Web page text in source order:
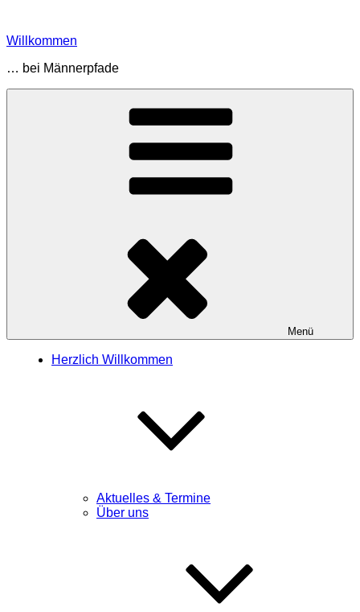
springen
Willkommen
… bei Männerpfade
Menü
Herzlich Willkommen
Aktuelles & Termine
Über uns